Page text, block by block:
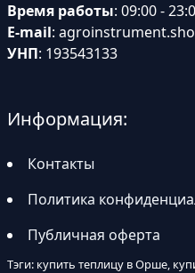
Время работы: 09:00 -
E-mail:
УНП: 193543133
Информация:
Контакты
Политика
Публичная оферта
Тэги: купить теплицу в Орше,